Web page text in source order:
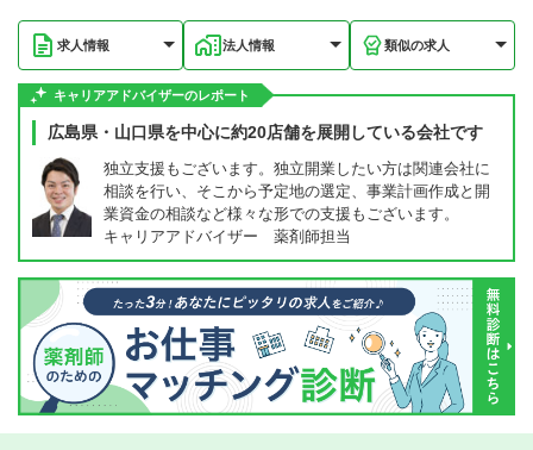
求人情報 法人情報 類似の求人
キャリアアドバイザーのレポート
広島県・山口県を中心に約20店舗を展開している会社です
独立支援もございます。独立開業したい方は関連会社に
相談を行い、そこから予定地の選定、事業計画作成と開
業資金の相談など様々な形での支援もございます。
キャリアアドバイザー 薬剤師担当